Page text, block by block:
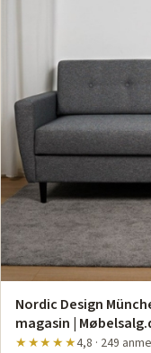
Nordic Design
magasin |
★★★★★4,8 · 249